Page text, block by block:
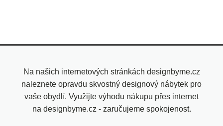
Na našich internetových stránkách designbyme.cz
naleznete opravdu skvostný designový nábytek pro
vaše obydlí. Využijte výhodu nákupu přes internet
na designbyme.cz - zaručujeme spokojenost.